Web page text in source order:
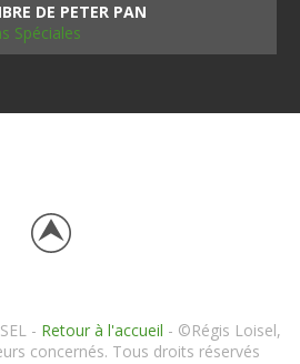
DE PETER PAN
Spéciales
- Retour à l'accueil - ©Régis Loisel,
concernés. Tous droits réservés